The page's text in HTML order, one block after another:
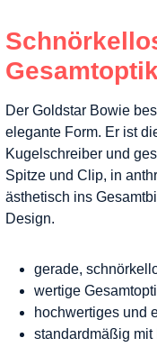
Gesamtoptik
Der Goldstar Bowie
elegante Form. Er ist
Kugelschreiber und
Spitze und Clip, in
ästhetisch ins
Design.
gerade,
wertige
hochwertiges und
standardmäßig